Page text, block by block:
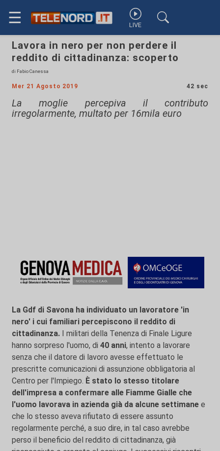
☰ LIVE
Lavora in nero per non perdere il
reddito di cittadinanza: scoperto
di Fabio Canessa
Mer 21 Agosto 2019 42 sec
La moglie percepiva il contributo
irregolarmente, multato per 16mila euro
La Gdf di Savona ha individuato un lavoratore 'in
nero' i cui familiari percepiscono il reddito di
cittadinanza. I militari della Tenenza di Finale Ligure
hanno sorpreso l'uomo, di 40 anni, intento a lavorare
senza che il datore di lavoro avesse effettuato le
prescritte comunicazioni di assunzione obbligatoria al
Centro per l'Impiego. È stato lo stesso titolare
dell'impresa a confermare alle Fiamme Gialle che
l'uomo lavorava in azienda già da alcune settimane e
che lo stesso aveva rifiutato di essere assunto
regolarmente perché, a suo dire, in tal caso avrebbe
perso il beneficio del reddito di cittadinanza, già